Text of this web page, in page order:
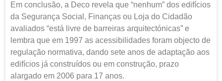
Em conclusão, a Deco revela que “nenhum” dos edifícios
da Segurança Social, Finanças ou Loja do Cidadão
avaliados “está livre de barreiras arquitectónicas” e
lembra que em 1997 as acessibilidades foram objecto de
regulação normativa, dando sete anos de adaptação aos
edifícios já construídos ou em construção, prazo
alargado em 2006 para 17 anos.